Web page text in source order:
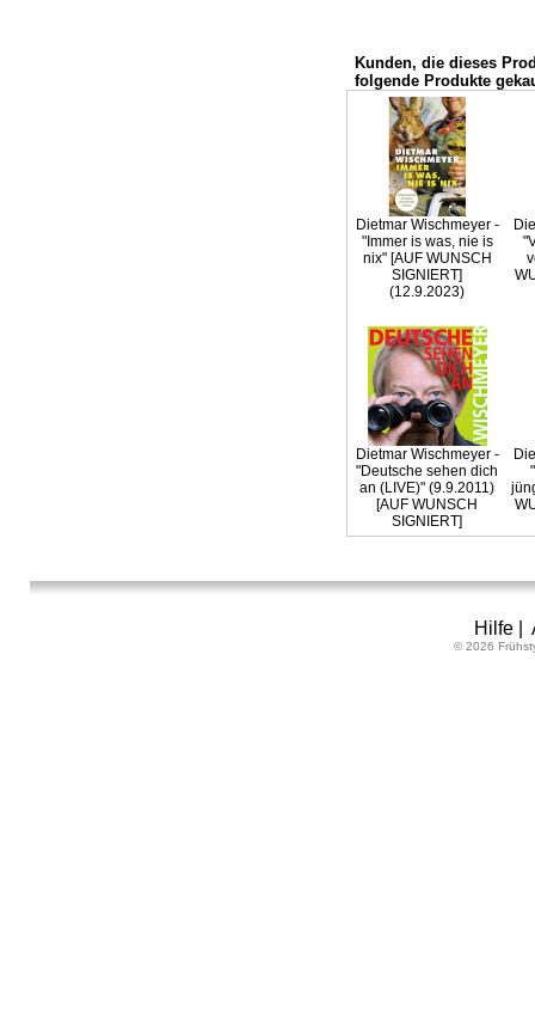
Kunden, die dieses
folgende Produkte
Dietmar Wischmeyer -
"Immer is was, nie is
nix" [AUF WUNSCH
SIGNIERT]
(12.9.2023)
Dietmar Wischmeyer -
"Deutsche sehen dich
an (LIVE)" (9.9.2011)
[AUF WUNSCH
SIGNIERT]
Hilfe|
© 2026